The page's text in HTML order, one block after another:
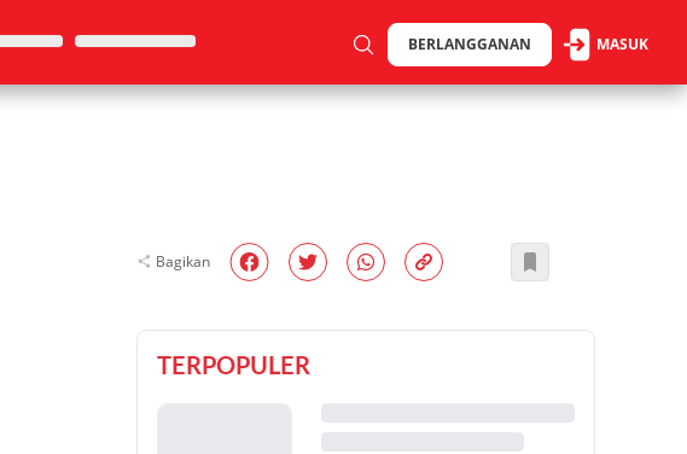
BERLANGGANAN MASUK
Bagikan
TERPOPULER